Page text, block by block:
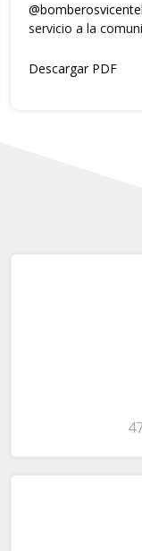
servicio a la
Descargar PDF